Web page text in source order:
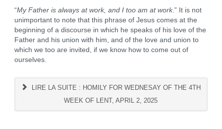
“My Father is always at work, and I too am at work.” It is not
unimportant to note that this phrase of Jesus comes at the
beginning of a discourse in which he speaks of his love of the
Father and his union with him, and of the love and union to
which we too are invited, if we know how to come out of
ourselves.
LIRE LA SUITE : HOMILY FOR WEDNESAY OF THE 4TH
WEEK OF LENT, APRIL 2, 2025